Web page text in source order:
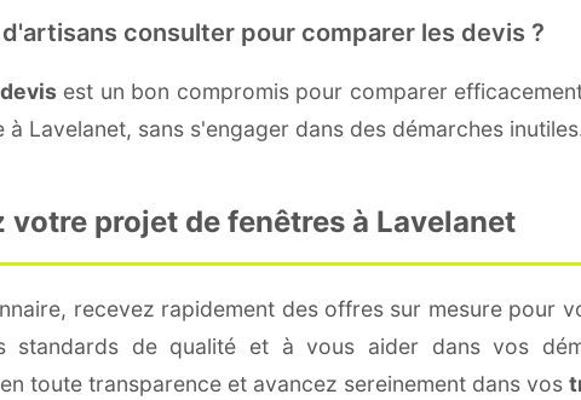
consulter pour comparer les devis ?
devisest un bon compromis pour comparer
à Lavelanet, sans s'engager dans des démarches
votre projet de fenêtres à Lavelanet
recevez rapidement des offres sur mesure pour
standards de qualité et à vous aider dans vos
toute transparence et avancez sereinement dans vos